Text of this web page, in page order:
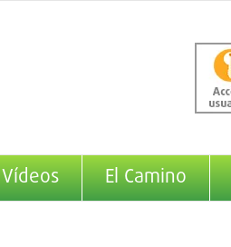
Vídeos El Camino